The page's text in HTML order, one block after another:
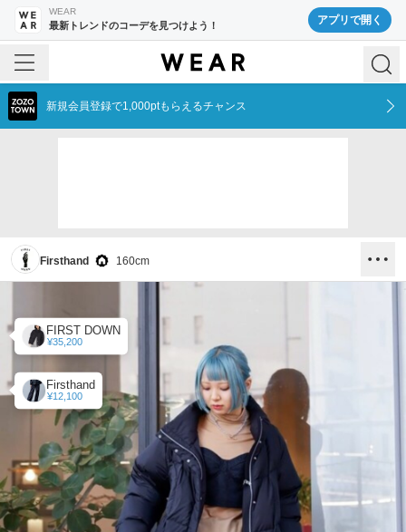
WEAR
最新トレンドのコーデを見つけよう！ アプリで開く
新規会員登録で1,000ptもらえるチャンス
Firsthand 160cm
FIRST DOWN
¥35,200
Firsthand
¥12,100